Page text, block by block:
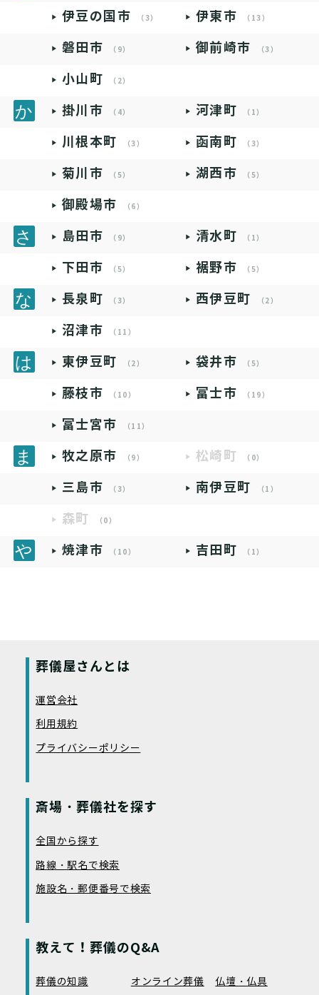
伊豆の国市 （3） 伊東市 （13）
磐田市 （9） 御前崎市 （3）
小山町 （2）
掛川市 （4） 河津町 （1）
川根本町 （3） 函南町 （3）
菊川市 （5） 湖西市 （5）
御殿場市 （6）
島田市 （9） 清水町 （1）
下田市 （5） 裾野市 （5）
長泉町 （3） 西伊豆町 （2）
沼津市 （11）
東伊豆町 （2） 袋井市 （5）
藤枝市 （10） 富士市 （19）
富士宮市 （11）
牧之原市 （9） 松崎町 （0）
三島市 （3） 南伊豆町 （1）
森町 （0）
焼津市 （10） 吉田町 （1）
葬儀屋さんとは
運営会社
利用規約
プライバシーポリシー
斎場・葬儀社を探す
全国から探す
路線・駅名で検索
施設名・郵便番号で検索
教えて！葬儀のQ&A
葬儀の知識 オンライン葬儀
仏壇・仏具